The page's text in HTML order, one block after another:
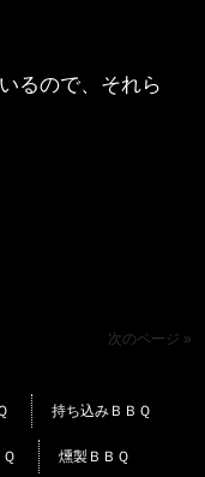
るので、それら
次のページ »
持ち込みＢＢＱ
燻製ＢＢＱ